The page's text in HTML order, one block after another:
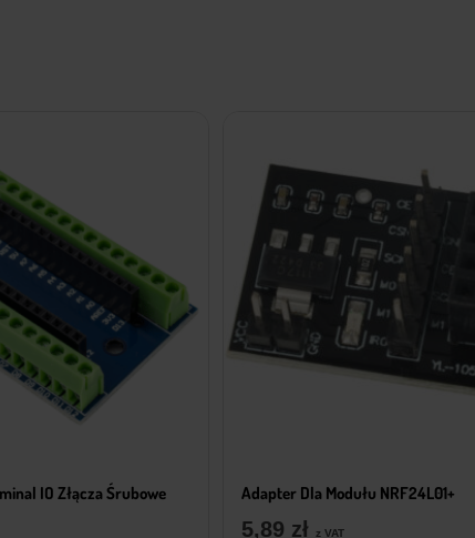
IO Złącza Śrubowe Adapter Dla Modułu NRF24L01+
5,89 zł z VAT